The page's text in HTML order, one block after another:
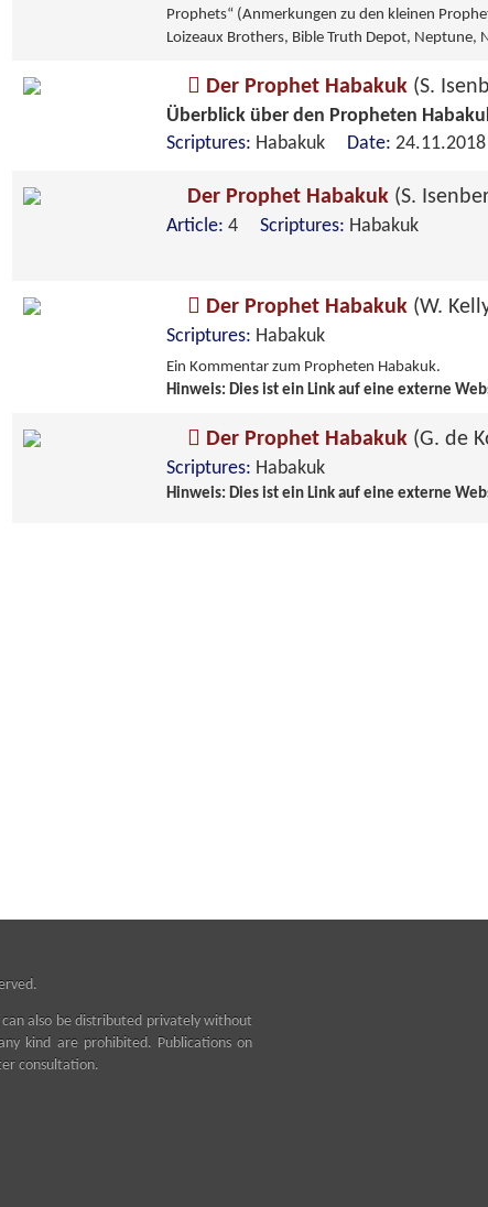
Prophets“ (Anmerkungen zu den kleinen
Loizeaux Brothers, Bible Truth Depot, Neptune,
Der Prophet Habakuk (S.
Überblick über den Propheten
Scriptures: Habakuk Date:
Der Prophet Habakuk (S.
Article: 4 Scriptures: Habakuk
Der Prophet Habakuk (W.
Scriptures: Habakuk
Ein Kommentar zum Propheten Habakuk.
Hinweis: Dies ist ein Link auf eine externe
Der Prophet Habakuk (G. de
Scriptures: Habakuk
Hinweis: Dies ist ein Link auf eine externe
also be distributed privately without
kind are prohibited. Publications on
consultation.